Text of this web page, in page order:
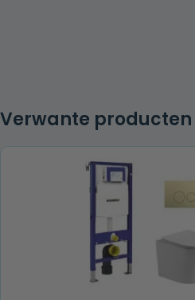
Verwante producten